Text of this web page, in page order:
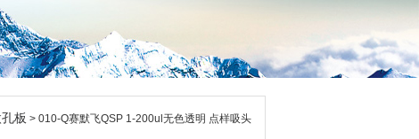
板 > 010-Q赛默飞QSP 1-200ul无色透明 点样吸头